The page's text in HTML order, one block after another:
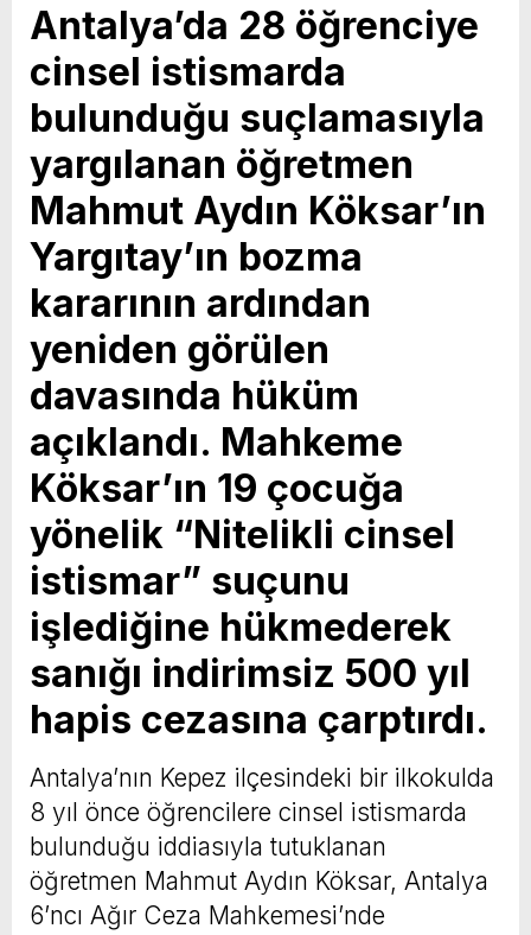
Antalya’da 28 öğrenciye
cinsel istismarda
bulunduğu suçlamasıyla
yargılanan öğretmen
Mahmut Aydın Köksar’ın
Yargıtay’ın bozma
kararının ardından
yeniden görülen
davasında hüküm
açıklandı. Mahkeme
Köksar’ın 19 çocuğa
yönelik “Nitelikli cinsel
istismar” suçunu
işlediğine hükmederek
sanığı indirimsiz 500 yıl
hapis cezasına çarptırdı.
Antalya’nın Kepez ilçesindeki bir ilkokulda
8 yıl önce öğrencilere cinsel istismarda
bulunduğu iddiasıyla tutuklanan
öğretmen Mahmut Aydın Köksar, Antalya
6’ncı Ağır Ceza Mahkemesi’nde